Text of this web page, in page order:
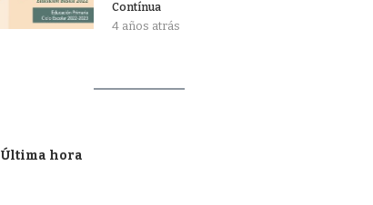
Contínua
4 años atrás
Última hora